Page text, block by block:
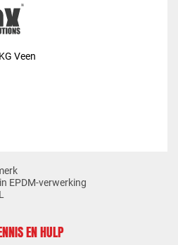
EN HULP
Veen
EPDM-verwerking